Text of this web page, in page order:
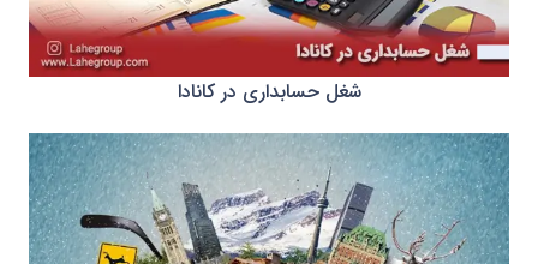
شغل حسابداری در کانادا